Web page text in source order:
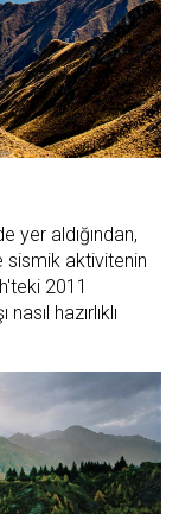
yer aldığından,
sismik aktivitenin
2011
hazırlıklı